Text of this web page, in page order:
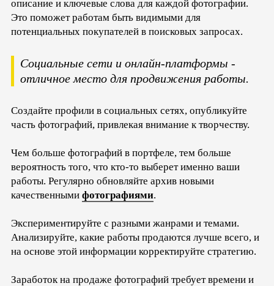
описание и ключевые слова для каждой фотографии.
Это поможет работам быть видимыми для
потенциальных покупателей в поисковых запросах.
Социальные сети и онлайн-платформы -
отличное место для продвижения работы.
Создайте профили в социальных сетях, опубликуйте
часть фотографий, привлекая внимание к творчеству.
Чем больше фотографий в портфеле, тем больше
вероятность того, что кто-то выберет именно ваши
работы. Регулярно обновляйте архив новыми
качественными фотографиями.
Экспериментируйте с разными жанрами и темами.
Анализируйте, какие работы продаются лучше всего, и
на основе этой информации корректируйте стратегию.
Заработок на продаже фотографий требует времени и